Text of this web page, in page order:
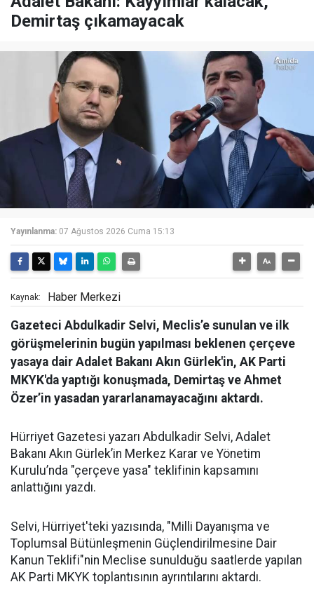
Demirtaş çıkamayacak
Yayınlanma: 07 Ağustos 2026 Cuma 15:13
Kaynak: Haber Merkezi
Gazeteci Abdulkadir Selvi, Meclis’e sunulan ve ilk
görüşmelerinin bugün yapılması beklenen çerçeve
yasaya dair Adalet Bakanı Akın Gürlek'in, AK Parti
MKYK'da yaptığı konuşmada, Demirtaş ve Ahmet
Özer’in yasadan yararlanamayacağını aktardı.
Hürriyet Gazetesi yazarı Abdulkadir Selvi, Adalet
Bakanı Akın Gürlek’in Merkez Karar ve Yönetim
Kurulu’nda "çerçeve yasa" teklifinin kapsamını
anlattığını yazdı.
Selvi, Hürriyet'teki yazısında, "Milli Dayanışma ve
Toplumsal Bütünleşmenin Güçlendirilmesine Dair
Kanun Teklifi"nin Meclise sunulduğu saatlerde yapılan
AK Parti MKYK toplantısının ayrıntılarını aktardı.